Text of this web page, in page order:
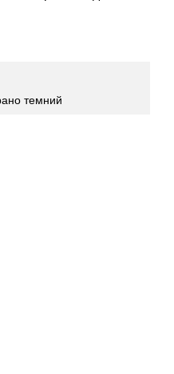
темний